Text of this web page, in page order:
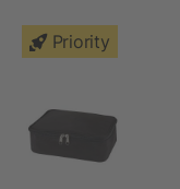
Priority